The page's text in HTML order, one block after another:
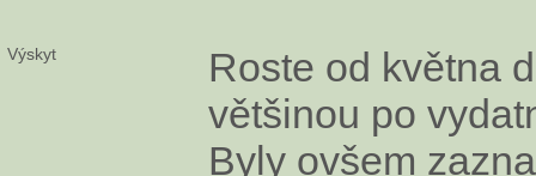
Výskyt
Roste od května
většinou po
Byly ovšem